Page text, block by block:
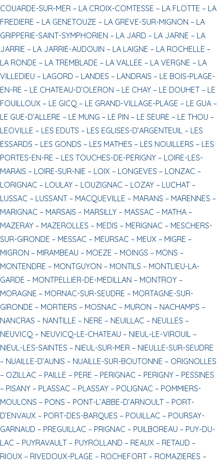
COUARDE-SUR-MER – LA CROIX-COMTESSE – LA FLOTTE – LA
FREDIERE – LA GENETOUZE – LA GREVE-SUR-MIGNON – LA
GRIPPERIE-SAINT-SYMPHORIEN – LA JARD – LA JARNE – LA
JARRIE – LA JARRIE-AUDOUIN – LA LAIGNE – LA ROCHELLE –
LA RONDE – LA TREMBLADE – LA VALLEE – LA VERGNE – LA
VILLEDIEU – LAGORD – LANDES – LANDRAIS – LE BOIS-PLAGE-
EN-RE – LE CHATEAU-D’OLERON – LE CHAY – LE DOUHET – LE
FOUILLOUX – LE GICQ – LE GRAND-VILLAGE-PLAGE – LE GUA –
LE GUE-D’ALLERE – LE MUNG – LE PIN – LE SEURE – LE THOU –
LEOVILLE – LES EDUTS – LES EGLISES-D’ARGENTEUIL – LES
ESSARDS – LES GONDS – LES MATHES – LES NOUILLERS – LES
PORTES-EN-RE – LES TOUCHES-DE-PERIGNY – LOIRE-LES-
MARAIS – LOIRE-SUR-NIE – LOIX – LONGEVES – LONZAC –
LORIGNAC – LOULAY – LOUZIGNAC – LOZAY – LUCHAT –
LUSSAC – LUSSANT – MACQUEVILLE – MARANS – MARENNES –
MARIGNAC – MARSAIS – MARSILLY – MASSAC – MATHA –
MAZERAY – MAZEROLLES – MEDIS – MERIGNAC – MESCHERS-
SUR-GIRONDE – MESSAC – MEURSAC – MEUX – MIGRE –
MIGRON – MIRAMBEAU – MOEZE – MOINGS – MONS –
MONTENDRE – MONTGUYON – MONTILS – MONTLIEU-LA-
GARDE – MONTPELLIER-DE-MEDILLAN – MONTROY –
MORAGNE – MORNAC-SUR-SEUDRE – MORTAGNE-SUR-
GIRONDE – MORTIERS – MOSNAC – MURON – NACHAMPS –
NANCRAS – NANTILLE – NERE – NEUILLAC – NEULLES –
NEUVICQ – NEUVICQ-LE-CHATEAU – NIEUL-LE-VIROUIL –
NIEUL-LES-SAINTES – NIEUL-SUR-MER – NIEULLE-SUR-SEUDRE
– NUAILLE-D’AUNIS – NUAILLE-SUR-BOUTONNE – ORIGNOLLES
– OZILLAC – PAILLE – PERE – PERIGNAC – PERIGNY – PESSINES
– PISANY – PLASSAC – PLASSAY – POLIGNAC – POMMIERS-
MOULONS – PONS – PONT-L’ABBE-D’ARNOULT – PORT-
D’ENVAUX – PORT-DES-BARQUES – POUILLAC – POURSAY-
GARNAUD – PREGUILLAC – PRIGNAC – PUILBOREAU – PUY-DU-
LAC – PUYRAVAULT – PUYROLLAND – REAUX – RETAUD –
RIOUX – RIVEDOUX-PLAGE – ROCHEFORT – ROMAZIERES –